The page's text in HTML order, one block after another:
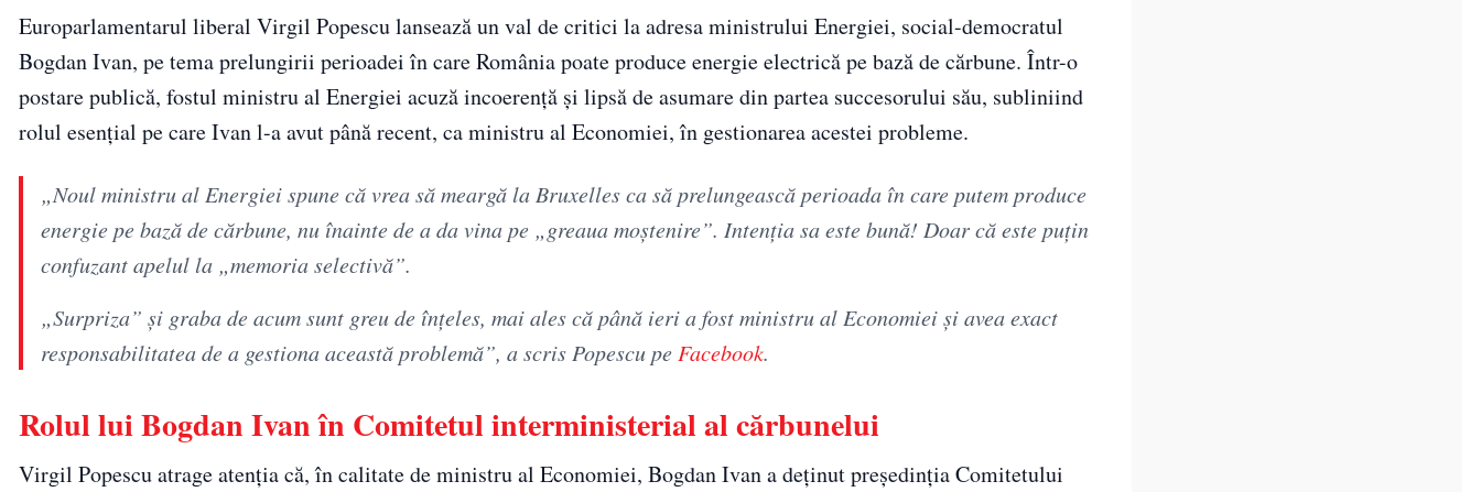
Europarlamentarul liberal Virgil Popescu lansează un val de critici la adresa ministrului Energiei, social-democratul
Bogdan Ivan, pe tema prelungirii perioadei în care România poate produce energie electrică pe bază de cărbune. Într-o
postare publică, fostul ministru al Energiei acuză incoerență și lipsă de asumare din partea succesorului său, subliniind
rolul esențial pe care Ivan l-a avut până recent, ca ministru al Economiei, în gestionarea acestei probleme.
„Noul ministru al Energiei spune că vrea să meargă la Bruxelles ca să prelungească perioada în care putem produce
energie pe bază de cărbune, nu înainte de a da vina pe „greaua moștenire”. Intenția sa este bună! Doar că este puțin
confuzant apelul la „memoria selectivă”.
„Surpriza” și graba de acum sunt greu de înțeles, mai ales că până ieri a fost ministru al Economiei și avea exact
responsabilitatea de a gestiona această problemă”, a scris Popescu pe Facebook.
Rolul lui Bogdan Ivan în Comitetul interministerial al cărbunelui
Virgil Popescu atrage atenția că, în calitate de ministru al Economiei, Bogdan Ivan a deținut președinția Comitetului